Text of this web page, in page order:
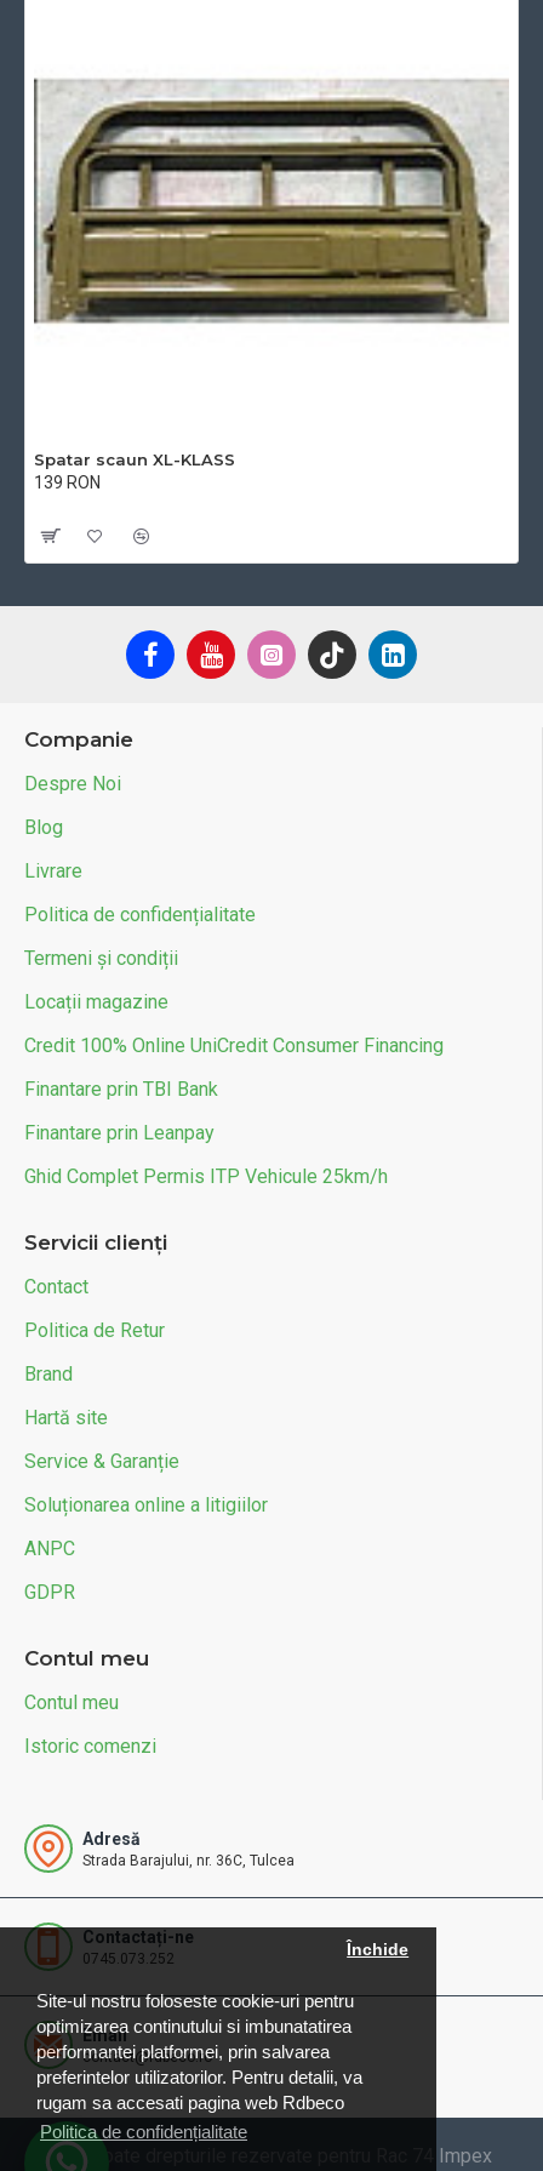
Site-ul nostru foloseste cookie-uri pentru
optimizarea continutului si imbunatatirea
performantei platformei, prin salvarea
preferintelor utilizatorilor. Pentru detalii, va
rugam sa accesati pagina web Rdbeco
Politica de confidențialitate
Închide
Spatar scaun XL-KLASS
139 RON
Companie
Despre Noi
Blog
Livrare
Politica de confidențialitate
Termeni și condiții
Locații magazine
Credit 100% Online UniCredit Consumer Financing
Finantare prin TBI Bank
Finantare prin Leanpay
Ghid Complet Permis ITP Vehicule 25km/h
Servicii clienți
Contact
Politica de Retur
Brand
Hartă site
Service & Garanție
Soluționarea online a litigiilor
ANPC
GDPR
Contul meu
Contul meu
Istoric comenzi
Adresă
Strada Barajului, nr. 36C, Tulcea
Contactați-ne
0745.073.252
Email
contact@rdbeco.ro
© 2025 Toate drepturile rezervate pentru Rac 74 Impex